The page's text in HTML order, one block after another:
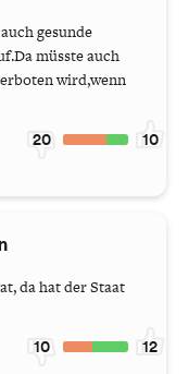
gesunde
müsste auch
wird,wenn
20 10
da hat der Staat
10 12